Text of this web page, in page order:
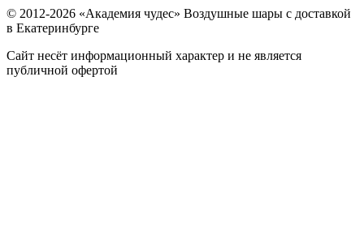
© 2012-2026 «Академия чудес» Воздушные шары с доставкой
в Екатеринбурге
Сайт несёт информационный характер и не является
публичной офертой